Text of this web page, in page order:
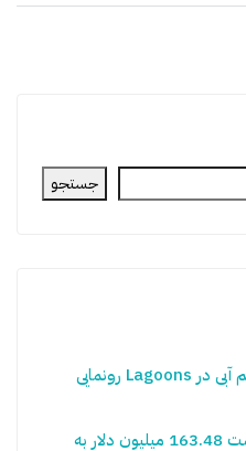
جستجو
داماک از مجتمع آپارتمانی با تم آبی در Lagoons رونمایی
بزرگترین پنت هاوس دبی قیمت 163.48 میلیون دلار به